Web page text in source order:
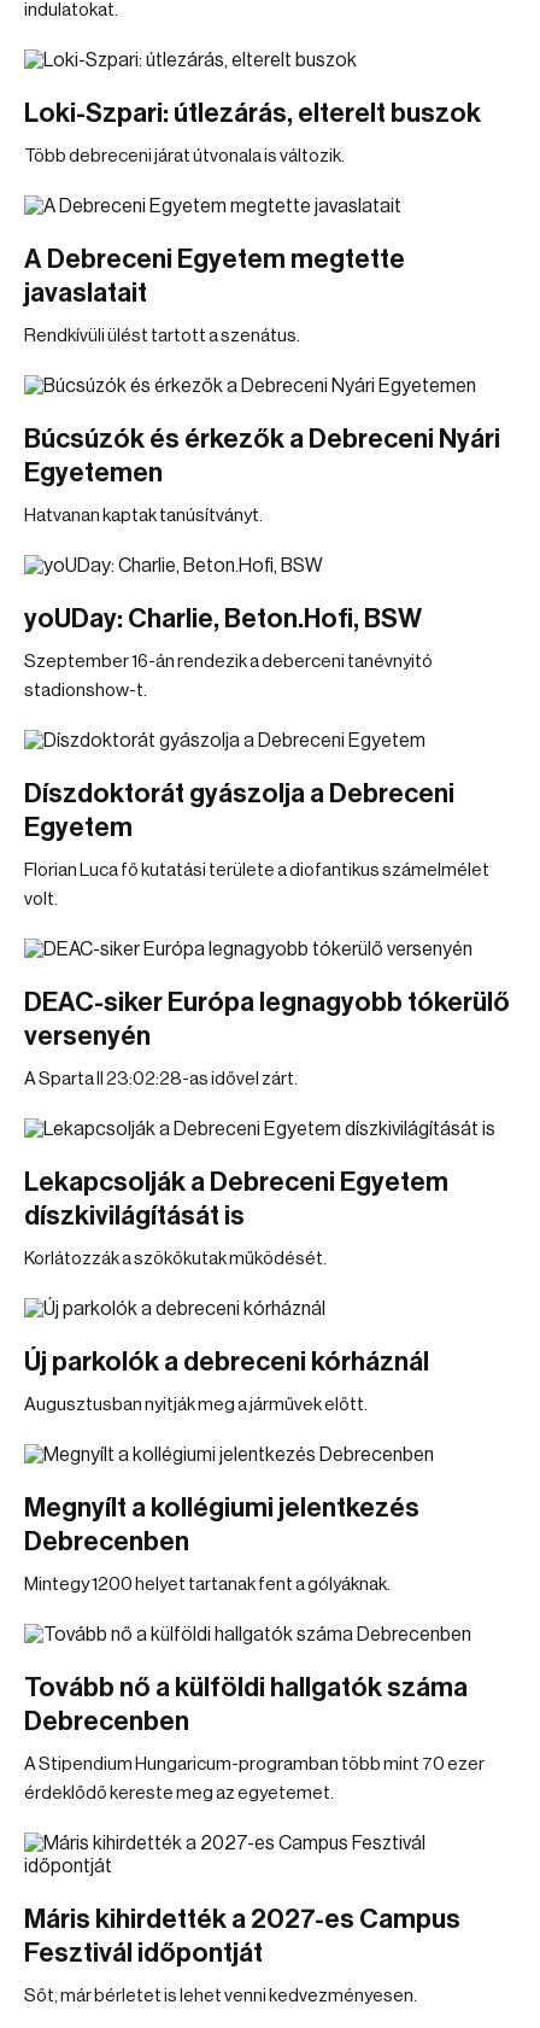
indulatokat.
Loki-Szpari: útlezárás, elterelt buszok
Több debreceni járat útvonala is változik.
A Debreceni Egyetem megtette
javaslatait
Rendkívüli ülést tartott a szenátus.
Búcsúzók és érkezők a Debreceni Nyári
Egyetemen
Hatvanan kaptak tanúsítványt.
yoUDay: Charlie, Beton.Hofi, BSW
Szeptember 16-án rendezik a deberceni tanévnyitó
stadionshow-t.
Díszdoktorát gyászolja a Debreceni
Egyetem
Florian Luca fő kutatási területe a diofantikus számelmélet
volt.
DEAC-siker Európa legnagyobb tókerülő
versenyén
A Sparta II 23:02:28-as idővel zárt.
Lekapcsolják a Debreceni Egyetem
díszkivilágítását is
Korlátozzák a szökőkutak működését.
Új parkolók a debreceni kórháznál
Augusztusban nyitják meg a járművek előtt.
Megnyílt a kollégiumi jelentkezés
Debrecenben
Mintegy 1200 helyet tartanak fent a gólyáknak.
Tovább nő a külföldi hallgatók száma
Debrecenben
A Stipendium Hungaricum-programban több mint 70 ezer
érdeklődő kereste meg az egyetemet.
Máris kihirdették a 2027-es Campus
Fesztivál időpontját
Sőt, már bérletet is lehet venni kedvezményesen.